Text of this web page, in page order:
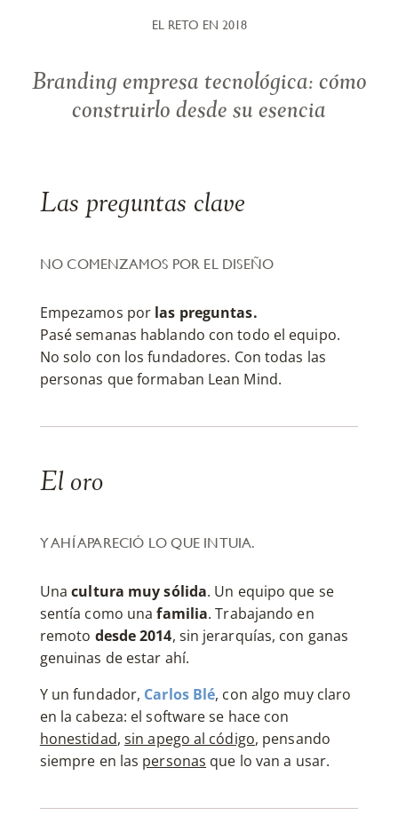
EL RETO EN 2018
Branding empresa tecnológica: cómo
construirlo desde su esencia
Las preguntas clave
NO COMENZAMOS POR EL DISEÑO
Empezamos por las preguntas.
Pasé semanas hablando con todo el equipo.
No solo con los fundadores. Con todas las
personas que formaban Lean Mind.
El oro
Y AHÍ APARECIÓ LO QUE INTUIA.
Unacultura muy sólida. Un equipo que se
sentía como unafamilia. Trabajando en
remoto desde 2014, sin jerarquías, con ganas
genuinas de estar ahí.
Y un fundador, Carlos Blé, con algo muy claro
en la cabeza: el software se hace con
honestidad, sin apego al código, pensando
siempre en las personas que lo van a usar.